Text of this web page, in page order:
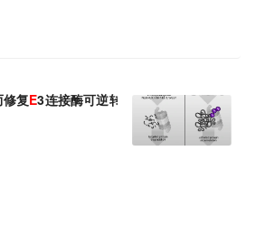
复E3连接酶可逆转耗竭